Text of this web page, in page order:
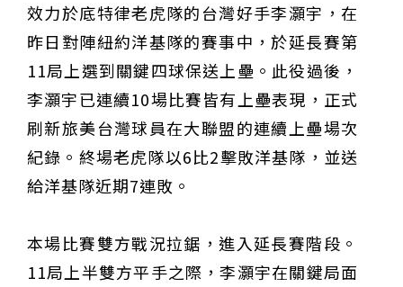
展：讓典藏標本說出氣候變遷真相
睽違七年！精品郵輪「島嶼天空號」首航臺中港 參山處
攜手縣市熱情迎賓
金牌搖籃驚傳「球荒」！江啟臣偕運彩公會挺萬和國
中，捐贈 1800 顆羽球助小將 4 月全中運奪金
台中》15分鐘的診療，13年的堅持！ 中山醫大牙醫系
跨海義診13年
效力於底特律老虎隊的台灣好手李灝宇，在
昨日對陣紐約洋基隊的賽事中，於延長賽第
11局上選到關鍵四球保送上壘。此役過後，
李灝宇已連續10場比賽皆有上壘表現，正式
刷新旅美台灣球員在大聯盟的連續上壘場次
紀錄。終場老虎隊以6比2擊敗洋基隊，並送
給洋基隊近期7連敗。
本場比賽雙方戰況拉鋸，進入延長賽階段。
11局上半雙方平手之際，李灝宇在關鍵局面